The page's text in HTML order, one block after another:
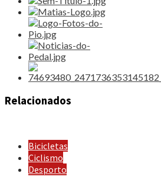
Relacionados
Bicicletas
Ciclismo
Desporto